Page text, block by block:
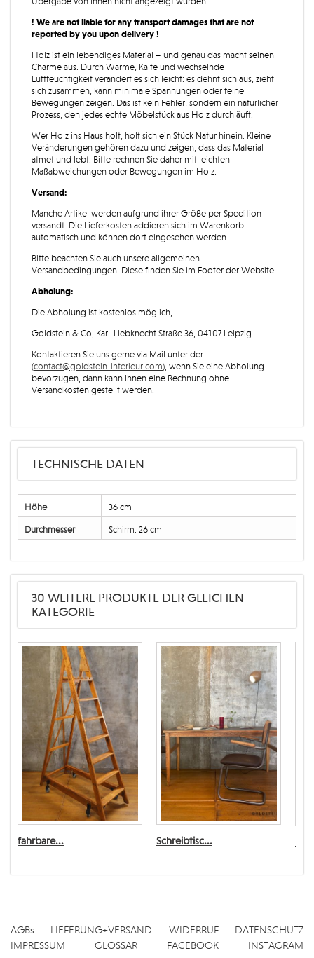
Übergabe von Ihnen nicht angezeigt wurden.
! We are not liable for any transport damages that are not
reported by you upon delivery !
Holz ist ein lebendiges Material – und genau das macht seinen
Charme aus. Durch Wärme, Kälte und wechselnde
Luftfeuchtigkeit verändert es sich leicht: es dehnt sich aus, zieht
sich zusammen, kann minimale Spannungen oder feine
Bewegungen zeigen. Das ist kein Fehler, sondern ein natürlicher
Prozess, den jedes echte Möbelstück aus Holz durchläuft.
Wer Holz ins Haus holt, holt sich ein Stück Natur hinein. Kleine
Veränderungen gehören dazu und zeigen, dass das Material
atmet und lebt. Bitte rechnen Sie daher mit leichten
Maßabweichungen oder Bewegungen im Holz.
Versand:
Manche Artikel werden aufgrund ihrer Größe per Spedition
versandt. Die Lieferkosten addieren sich im Warenkorb
automatisch und können dort eingesehen werden.
Bitte beachten Sie auch unsere allgemeinen
Versandbedingungen. Diese finden Sie im Footer der Website.
Abholung:
Die Abholung ist kostenlos möglich,
Goldstein & Co, Karl-Liebknecht Straße 36, 04107 Leipzig
Kontaktieren Sie uns gerne via Mail unter der
(contact@goldstein-interieur.com), wenn Sie eine Abholung
bevorzugen, dann kann Ihnen eine Rechnung ohne
Versandkosten gestellt werden.
TECHNISCHE DATEN
Höhe 36 cm
Durchmesser Schirm: 26 cm
30 WEITERE PRODUKTE DER GLEICHEN
KATEGORIE
fahrbare... Schreibtisc...
AGBs LIEFERUNG+VERSAND WIDERRUF
DATENSCHUTZ
IMPRESSUM
GLOSSAR FACEBOOK INSTAGRAM